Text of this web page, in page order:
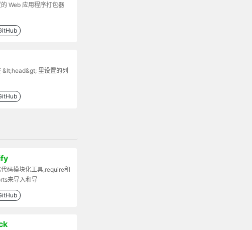
Web 应用程序打包器
&lt;head&gt; 里设置的列
码模块化工具,require和
来导入和导
原理：部署时处理代码
包为一个文件。